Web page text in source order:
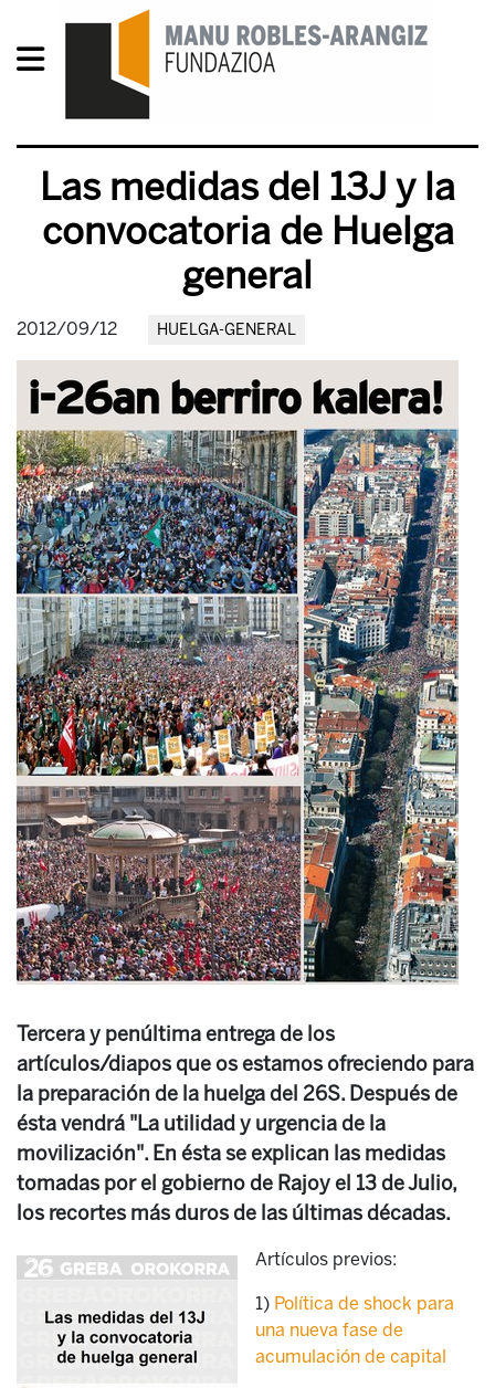
Las medidas del 13J y la
convocatoria de Huelga
general
2012/09/12 HUELGA-GENERAL
Tercera y penúltima entrega de los
artículos/diapos que os estamos ofreciendo para
la preparación de la huelga del 26S. Después de
ésta vendrá "La utilidad y urgencia de la
movilización". En ésta se explican las medidas
tomadas por el gobierno de Rajoy el 13 de Julio,
los recortes más duros de las últimas décadas.
Artículos previos:
1) Política de shock para
una nueva fase de
acumulación de capital